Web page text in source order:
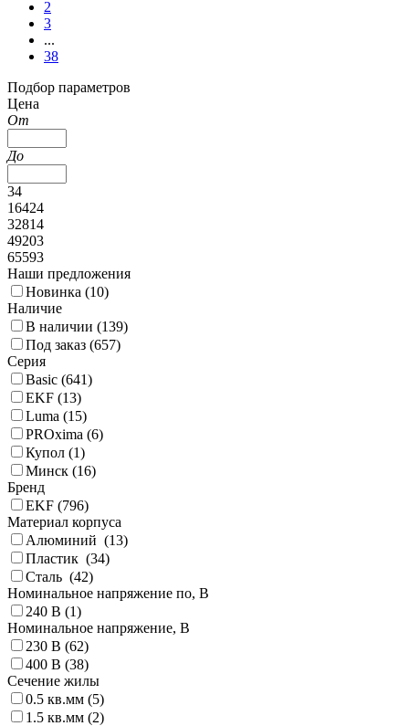
2
3
...
38
Подбор параметров
Цена
От
До
34
16424
32814
49203
65593
Наши предложения
Новинка (10)
Наличие
В наличии (139)
Под заказ (657)
Серия
Basic (641)
EKF (13)
Luma (15)
PROxima (6)
Купол (1)
Минск (16)
Бренд
EKF (796)
Материал корпуса
Алюминий (13)
Пластик (34)
Сталь (42)
Номинальное напряжение по, В
240 В (1)
Номинальное напряжение, В
230 В (62)
400 В (38)
Сечение жилы
0.5 кв.мм (5)
1.5 кв.мм (2)